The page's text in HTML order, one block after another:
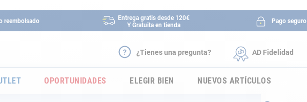
reembolsado
Entrega gratis desde 120€
Y Gratuita en tienda
Pago seguro
¿Tienes una pregunta? AD Fidelidad
OPORTUNIDADES ELEGIR BIEN NUEVOS ARTÍCULOS